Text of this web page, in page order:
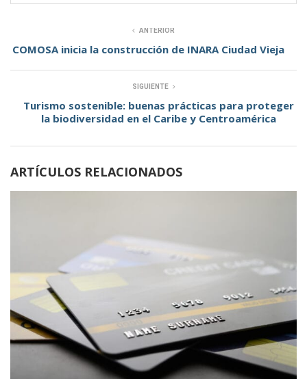
ANTERIOR
COMOSA inicia la construcción de INARA Ciudad Vieja
SIGUIENTE
Turismo sostenible: buenas prácticas para proteger
la biodiversidad en el Caribe y Centroamérica
ARTÍCULOS RELACIONADOS